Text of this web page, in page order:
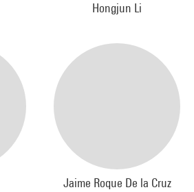
Hongjun Li
Jaime Roque De la Cruz